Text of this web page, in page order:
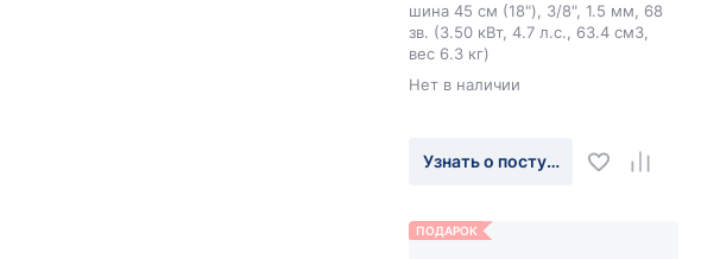
шина 45 см (18"), 3/8", 1.5 мм, 68
зв. (3.50 кВт, 4.7 л.с., 63.4 см3,
вес 6.3 кг)
Нет в наличии
Узнать о поступлении
ПОДАРОК